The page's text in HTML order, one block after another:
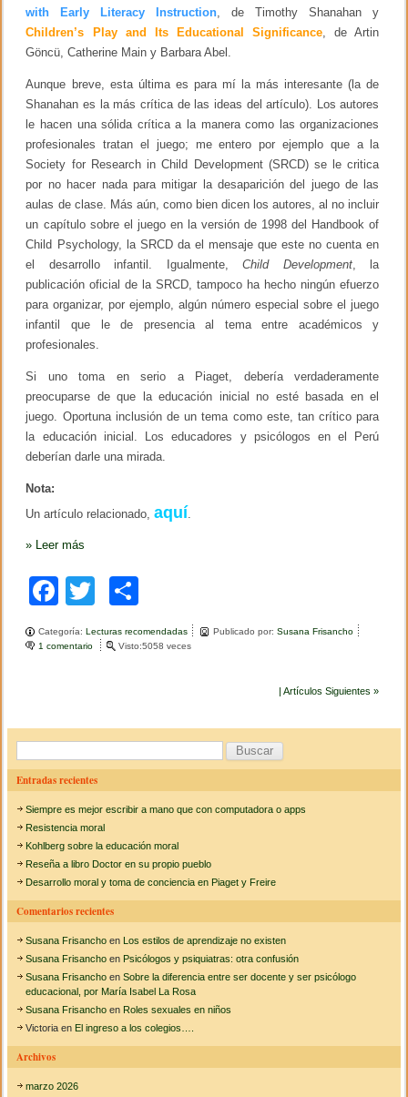
with Early Literacy Instruction , de Timothy Shanahan y
Children’s Play and Its Educational Significance , de Artin
Göncü, Catherine Main y Barbara Abel.
Aunque breve, esta última es para mí la más interesante (la de
Shanahan es la más crítica de las ideas del artículo). Los autores
le hacen una sólida crítica a la manera como las organizaciones
profesionales tratan el juego; me entero por ejemplo que a la
Society for Research in Child Development (SRCD) se le critica
por no hacer nada para mitigar la desaparición del juego de las
aulas de clase. Más aún, como bien dicen los autores, al no incluir
un capítulo sobre el juego en la versión de 1998 del Handbook of
Child Psychology, la SRCD da el mensaje que este no cuenta en
el desarrollo infantil. Igualmente,Child Development, la
publicación oficial de la SRCD, tampoco ha hecho ningún efuerzo
para organizar, por ejemplo, algún número especial sobre el juego
infantil que le de presencia al tema entre académicos y
profesionales.
Si uno toma en serio a Piaget, debería verdaderamente
preocuparse de que la educación inicial no esté basada en el
juego. Oportuna inclusión de un tema como este, tan crítico para
la educación inicial. Los educadores y psicólogos en el Perú
deberían darle una mirada.
Nota:
Un artículo relacionado,aquí
» Leer más
F
a
c
o
o
k
tt
m
tir
Categoría:Lecturas recomendadas Publicado por:Susana Frisancho
1 comentario
o
e
n
l
d
u
c
c
i
ó
n
i
c
i
e
Visto:5058 veces
| Artículos Siguientes »
u
c
a
Entradas recientes
Siempre es mejor escribir a mano que con computadora o apps
Resistencia moral
Kohlberg sobre la educación moral
Reseña a libro Doctor en su propio pueblo
Desarrollo moral y toma de conciencia en Piaget y Freire
Comentarios recientes
Susana Frisancho enLos estilos de aprendizaje no existen
Susana Frisancho enPsicólogos y psiquiatras: otra confusión
Susana Frisancho enSobre la diferencia entre ser docente y ser psicólogo
educacional, por María Isabel La Rosa
Susana Frisancho enRoles sexuales en niños
Victoria enEl ingreso a los colegios….
Archivos
marzo 2026